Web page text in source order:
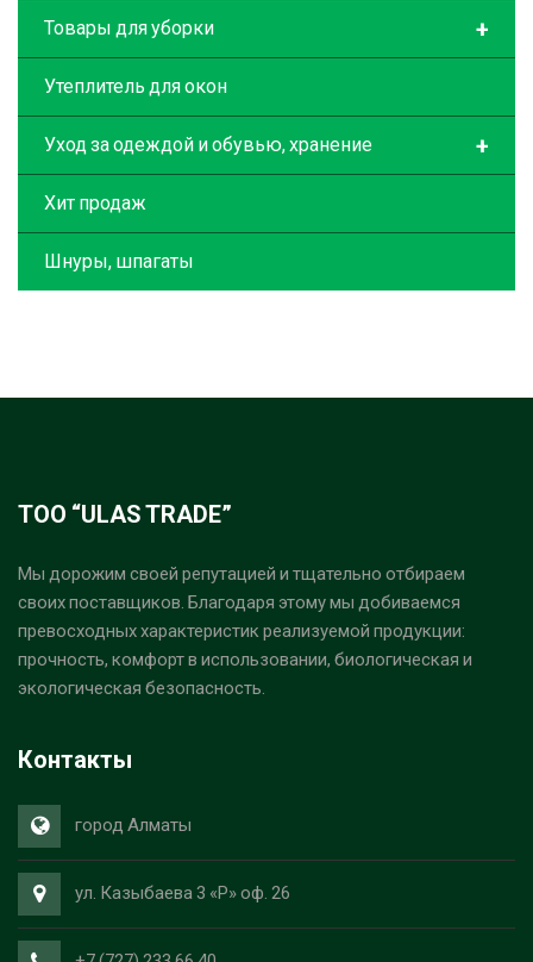
+
Товары для уборки
Утеплитель для окон
+
Уход за одеждой и обувью, хранение
Хит продаж
Шнуры, шпагаты
ТОО “ULAS TRADE”
Мы дорожим своей репутацией и тщательно отбираем
своих поставщиков. Благодаря этому мы добиваемся
превосходных характеристик реализуемой продукции:
прочность, комфорт в использовании, биологическая и
экологическая безопасность.
Контакты
город Алматы
ул. Казыбаева 3 «Р» оф. 26